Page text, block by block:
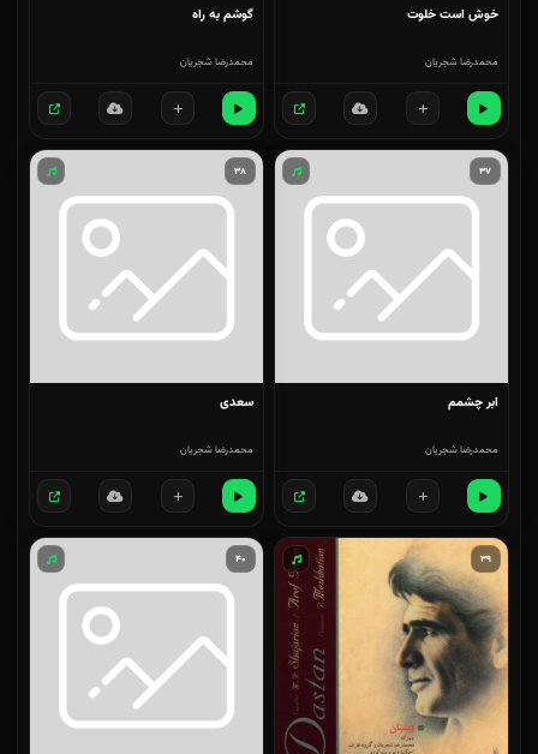
خوش است خلوت
محمدرضا شجریان
گوشم به راه
محمدرضا شجریان
۳۷
ابر چشمم
محمدرضا شجریان
۳۸
سعدی
محمدرضا شجریان
۳۹ ۴۰